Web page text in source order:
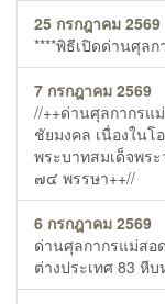
25 กรกฎาคม 2569
****พิธีเปิดด่านศุล
7 กรกฎาคม 2569
//++ด่านศุลกากรแ
ชัยมงคล เนื่องใน
พระบาทสมเด็จพร
๗๔ พรรษา++//
6 กรกฎาคม 2569
ด่านศุลกากรแม่สอ
ต่างประเทศ 83 หี